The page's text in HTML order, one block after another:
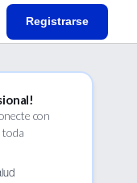
Registrarse
con
toda